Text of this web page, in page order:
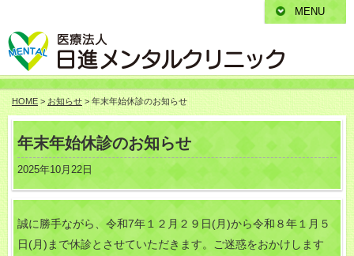
HOME > お知らせ > 年末年始休診のお知らせ
年末年始休診のお知らせ
2025年10月22日
誠に勝手ながら、令和7年１２月２９日(月)から令和８年１月５
日(月)まで休診とさせていただきます。
ご迷惑をおかけします
MENU